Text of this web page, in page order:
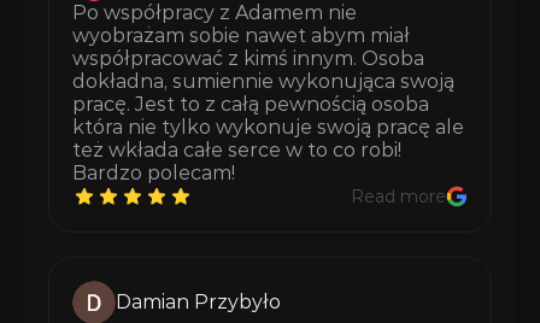
Po współpracy z Adamem nie
wyobrażam sobie nawet abym miał
współpracować z kimś innym. Osoba
dokładna, sumiennie wykonująca swoją
pracę. Jest to z całą pewnością osoba
która nie tylko wykonuje swoją pracę ale
też wkłada całe serce w to co robi!
Bardzo polecam!
Read more
Damian Przybyło